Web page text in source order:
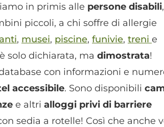
in primis alle persone disabili
piccoli, a chi soffre di allergie
, musei, piscine, funivie, treni e
solo dichiarata, ma dimostrata!
con informazioni e
accessibile. Sono disponibili
e altri alloggi privi di barriere
sedia a rotelle! Così che anche